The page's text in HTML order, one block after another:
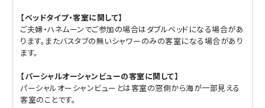
【ベッドタイプ・客室に関して】
ご夫婦・ハネムーンでご参加の場合はダブルベッドになる場合があ
ります。またバスタブの無いシャワーのみの客室になる場合があり
ます。
【パーシャルオーシャンビューの客室に関して】
パーシャルオーシャンビューとは客室の窓側から海が一部見える
客室のことです。